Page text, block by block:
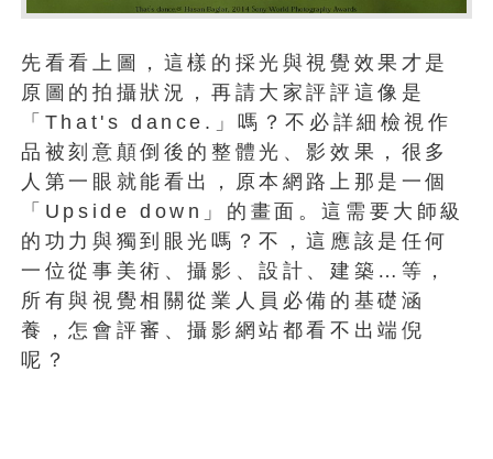
先看看上圖，這樣的採光與視覺效果才是
原圖的拍攝狀況，再請大家評評這像是
「That's dance.」嗎？不必詳細檢視作
品被刻意顛倒後的整體光、影效果，很多
人第一眼就能看出，原本網路上那是一個
「Upside down」的畫面。這需要大師級
的功力與獨到眼光嗎？不，這應該是任何
一位從事美術、攝影、設計、建築…等，
所有與視覺相關從業人員必備的基礎涵
養，怎會評審、攝影網站都看不出端倪
呢？